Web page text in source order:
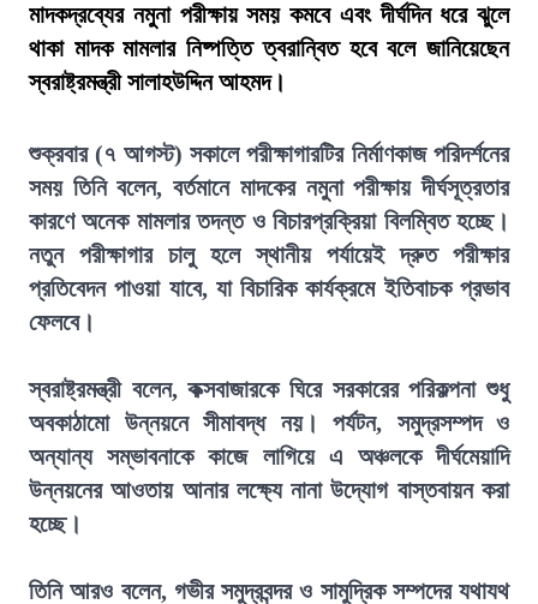
মাদকদ্রব্যের নমুনা পরীক্ষায় সময় কমবে এবং দীর্ঘদিন ধরে ঝুলে
থাকা মাদক মামলার নিষ্পত্তি ত্বরান্বিত হবে বলে জানিয়েছেন
স্বরাষ্ট্রমন্ত্রী সালাহউদ্দিন আহমদ।
শুক্রবার (৭ আগস্ট) সকালে পরীক্ষাগারটির নির্মাণকাজ পরিদর্শনের
সময় তিনি বলেন, বর্তমানে মাদকের নমুনা পরীক্ষায় দীর্ঘসূত্রতার
কারণে অনেক মামলার তদন্ত ও বিচারপ্রক্রিয়া বিলম্বিত হচ্ছে।
নতুন পরীক্ষাগার চালু হলে স্থানীয় পর্যায়েই দ্রুত পরীক্ষার
প্রতিবেদন পাওয়া যাবে, যা বিচারিক কার্যক্রমে ইতিবাচক প্রভাব
ফেলবে।
স্বরাষ্ট্রমন্ত্রী বলেন, কক্সবাজারকে ঘিরে সরকারের পরিকল্পনা শুধু
অবকাঠামো উন্নয়নে সীমাবদ্ধ নয়। পর্যটন, সমুদ্রসম্পদ ও
অন্যান্য সম্ভাবনাকে কাজে লাগিয়ে এ অঞ্চলকে দীর্ঘমেয়াদি
উন্নয়নের আওতায় আনার লক্ষ্যে নানা উদ্যোগ বাস্তবায়ন করা
হচ্ছে।
তিনি আরও বলেন, গভীর সমুদ্রবন্দর ও সামুদ্রিক সম্পদের যথাযথ